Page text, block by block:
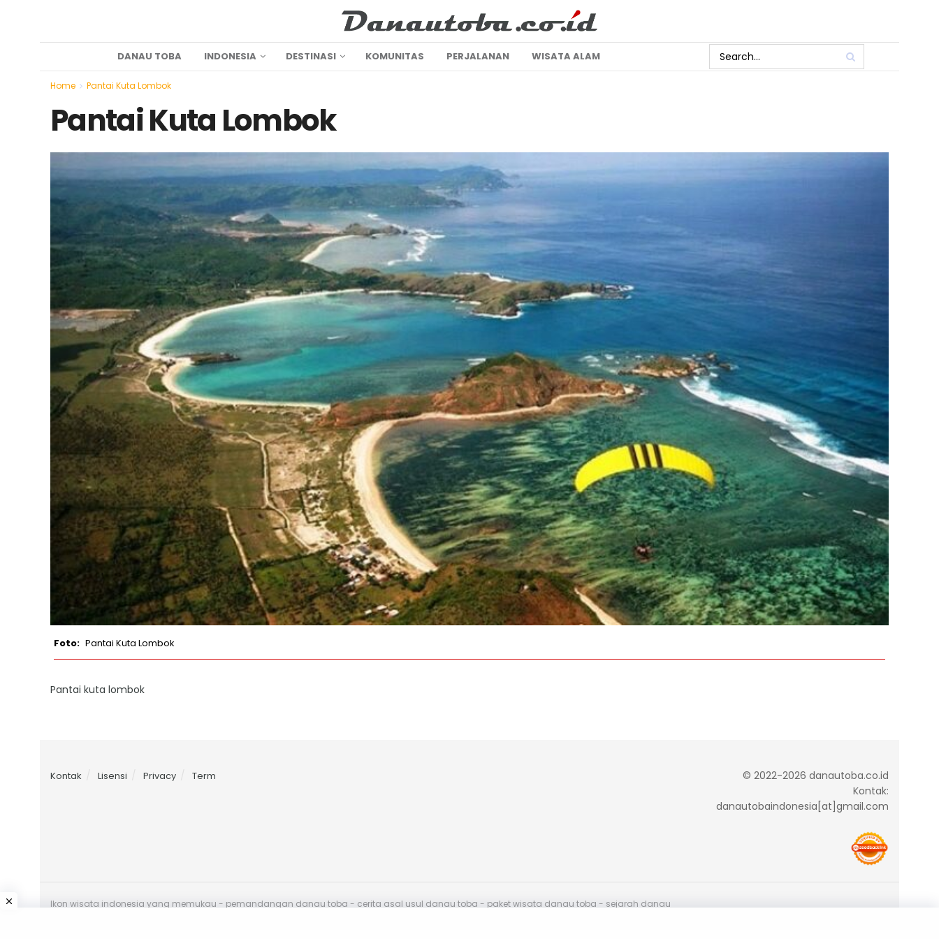
DANAU TOBA INDONESIA DESTINASI KOMUNITAS PERJALANAN WISATA ALAM
Home Pantai Kuta Lombok
Pantai Kuta Lombok
Pantai Kuta Lombok
Pantai kuta lombok
Kontak Lisensi Privacy Term
© 2022-2026 danautoba.co.id
Kontak:
danautobaindonesia[at]gmail.com
Ikon wisata indonesia yang memukau - pemandangan danau toba - cerita asal usul danau toba - paket wisata danau toba - sejarah danau